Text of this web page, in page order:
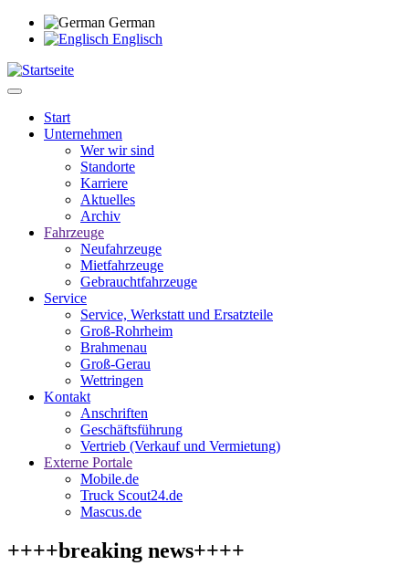
Direkt
zum
German
Englisch
Main
Start
Unternehmen
Wer wir sind
Standorte
Karriere
Aktuelles
Archiv
Fahrzeuge
Neufahrzeuge
Mietfahrzeuge
Gebrauchtfahrzeuge
Service
Service, Werkstatt und Ersatzteile
Groß-Rohrheim
Brahmenau
Groß-Gerau
Wettringen
Kontakt
Anschriften
Geschäftsführung
Vertrieb (Verkauf und Vermietung)
Externe Portale
Mobile.de
Truck Scout24.de
Mascus.de
++++breaking news++++